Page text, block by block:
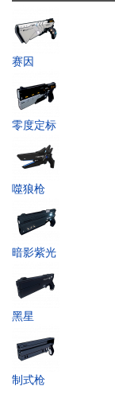
赛因
零度定标
噬狼枪
暗影紫光
黑星
制式枪